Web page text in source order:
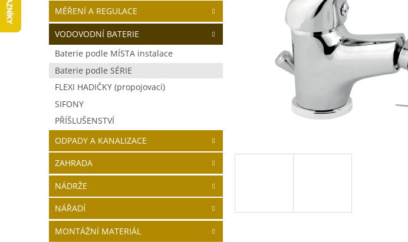
p
n
e
MĚŘENÍ A REGULACE
VODOVODNÍ BATERIE
Baterie podle MÍSTA instalace
Baterie podle SÉRIE
FLEXI HADIČKY (propojovací)
SIFONY
PŘÍŠLUŠENSTVÍ
ODPADY A KANALIZACE
ZAHRADA
NÁDRŽE
NÁŘADÍ
MONTÁŽNÍ MATERIÁL